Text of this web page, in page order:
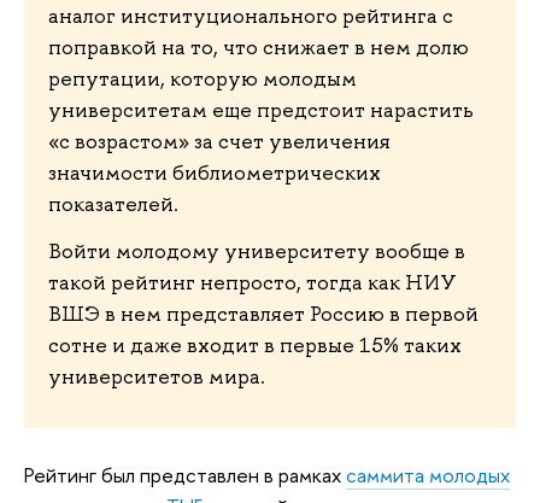
аналог институционального рейтинга с
поправкой на то, что снижает в нем долю
репутации, которую молодым
университетам еще предстоит нарастить
«с возрастом» за счет увеличения
значимости библиометрических
показателей.
Войти молодому университету вообще в
такой рейтинг непросто, тогда как НИУ
ВШЭ в нем представляет Россию в первой
сотне и даже входит в первые 15% таких
университетов мира.
Рейтинг был представлен в рамкахсаммита молодых